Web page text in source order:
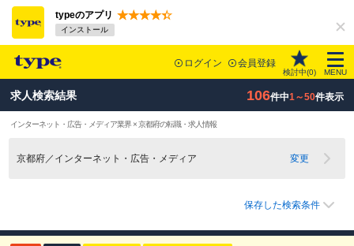
typeのアプリ
インストール
ログイン 会員登録
検討中(0) MENU
求人検索結果 106件中1～50件表示
インターネット・広告・メディア業界 × 京都府の転職・求人情報
京都府／インターネット・広告・メディア 変更
保存した検索条件